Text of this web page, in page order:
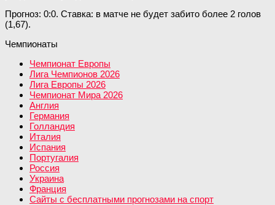
Прогноз: 0:0. Ставка: в матче не будет забито более 2 голов
(1,67).
Чемпионаты
Чемпионат Европы
Лига Чемпионов 2026
Лига Европы 2026
Чемпионат Мира 2026
Англия
Германия
Голландия
Италия
Испания
Португалия
Россия
Украина
Франция
Сайты с бесплатными прогнозами на спорт